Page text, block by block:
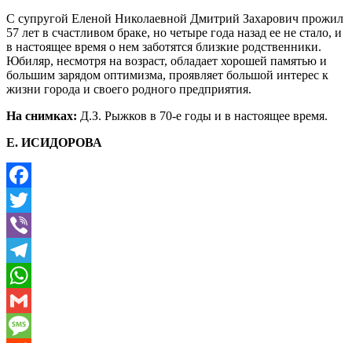
С супругой Еленой Николаевной Дмитрий Захарович прожил
57 лет в счастливом браке, но четыре года назад ее не стало, и
в настоящее время о нем заботятся близкие родственники.
Юбиляр, несмотря на возраст, обладает хорошей памятью и
большим зарядом оптимизма, проявляет большой интерес к
жизни города и своего родного предприятия.
На снимках: Д.З. Рыжков в 70-е годы и в настоящее время.
Е. ИСИДОРОВА
Facebook
Twitter
Viber
Telegram
WhatsApp
Gmail